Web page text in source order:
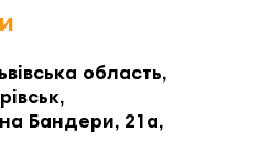
область,
Бандери, 21а,